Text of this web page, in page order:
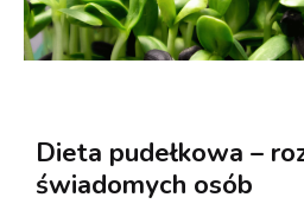
Dieta pudełkowa –
świadomych osób